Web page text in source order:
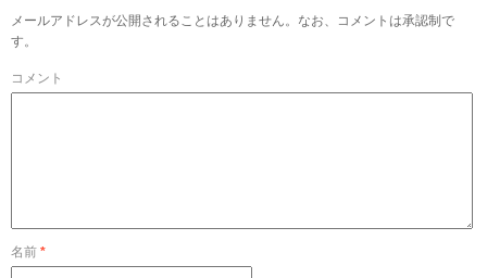
メールアドレスが公開されることはありません。なお、コメントは承認制で
す。
コメント
名前 *